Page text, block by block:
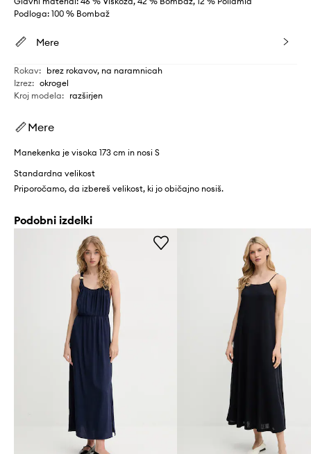
Podloga: 100 % Bombaž
Mere
Rokav: brez rokavov, na naramnicah
Izrez: okrogel
Kroj modela: razširjen
Mere
Manekenka je visoka 173 cm in nosi S
Standardna velikost
Priporočamo, da izbereš velikost, ki jo običajno nosiš.
Podobni izdelki